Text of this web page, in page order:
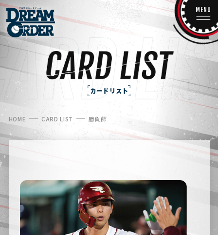
MENU
カードリスト
HOME CARD LIST 勝負師